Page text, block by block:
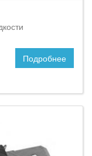
Подробнее